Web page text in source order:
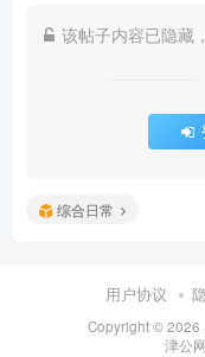
该帖子内容已隐藏
综合日常
用户协议
Copyright © 2026 ·
津公